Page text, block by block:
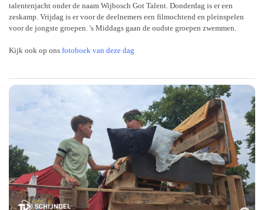
talentenjacht onder de naam Wijbosch Got Talent. Donderdag is er een
zeskamp. Vrijdag is er voor de deelnemers een filmochtend en pleinspelen
voor de jongste groepen. 's Middags gaan de oudste groepen zwemmen.
Kijk ook op ons fotoboek van deze dag